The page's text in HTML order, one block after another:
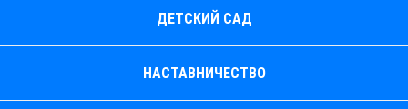
ДЕТСКИЙ САД
НАСТАВНИЧЕСТВО